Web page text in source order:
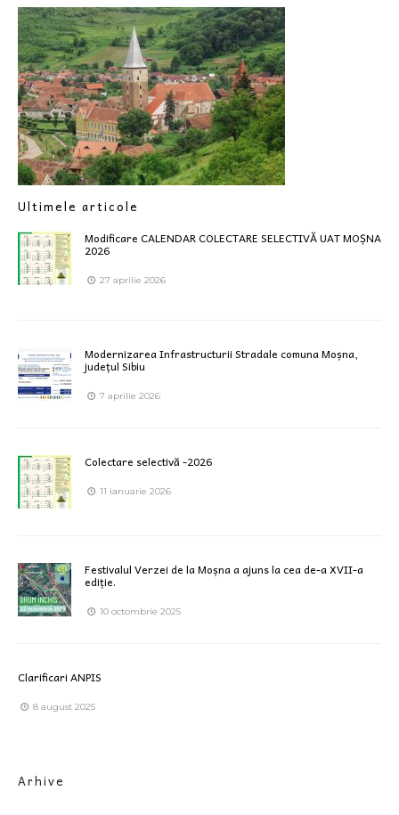
Ultimele articole
Modificare CALENDAR COLECTARE SELECTIVĂ UAT MOȘNA
2026
27 aprilie 2026
Modernizarea Infrastructurii Stradale comuna Moșna,
județul Sibiu
7 aprilie 2026
Colectare selectivă -2026
11 ianuarie 2026
Festivalul Verzei de la Moșna a ajuns la cea de-a XVII-a
ediție.
10 octombrie 2025
Clarificari ANPIS
8 august 2025
Arhive